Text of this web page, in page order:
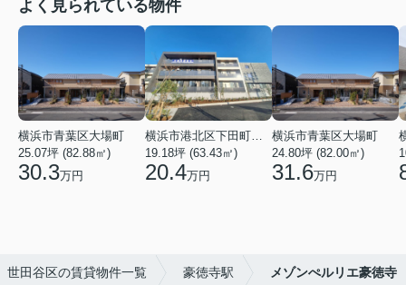
よく見られている物件
横浜市青葉区大場町
25.07坪 (82.88㎡)
30.3万円
19.18坪 (63.43㎡)
20.4万円
横浜市青葉区大場町
24.80坪 (82.00㎡)
31.6万円
世田谷区の賃貸物件一覧 豪徳寺駅 メゾンぺルリエ豪徳寺